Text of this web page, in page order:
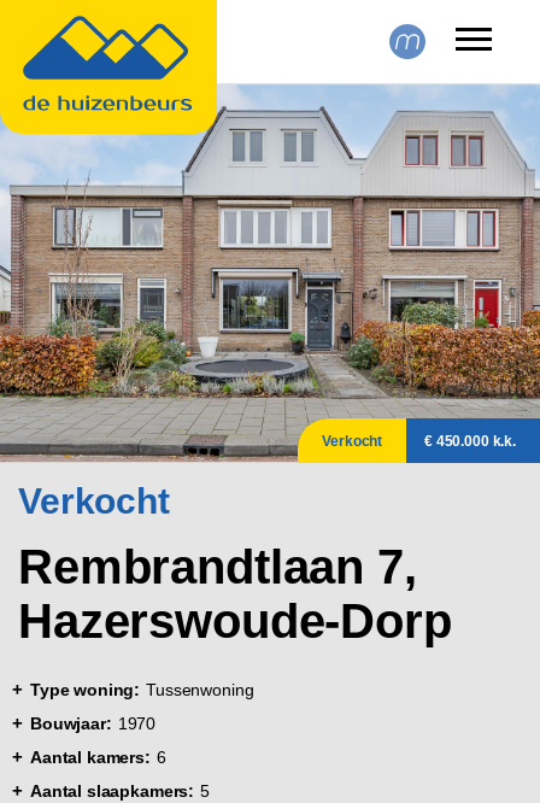
Verkocht € 450.000 k.k.
Verkocht
Rembrandtlaan 7,
Hazerswoude-Dorp
Type woning: Tussenwoning
Bouwjaar: 1970
Aantal kamers: 6
Aantal slaapkamers: 5